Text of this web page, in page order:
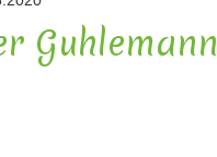
Guhlemann